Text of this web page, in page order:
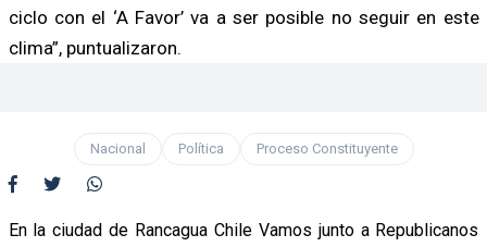
ciclo con el ‘A Favor’ va a ser posible no seguir en este
clima”, puntualizaron.
Nacional Política Proceso Constituyente
En la ciudad de Rancagua Chile Vamos junto a Republicanos